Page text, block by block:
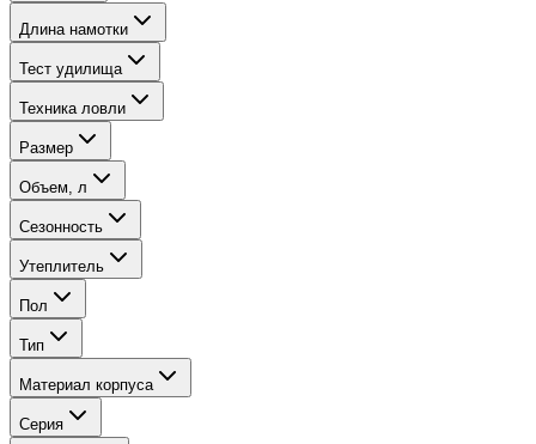
Длина намотки
Тест удилища
Техника ловли
Размер
Объем, л
Сезонность
Утеплитель
Пол
Тип
Материал корпуса
Серия